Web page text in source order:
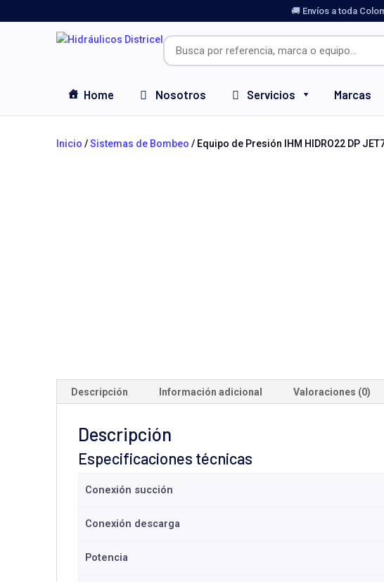
🚚 Envíos a toda
Home Nosotros Servicios Marcas
Inicio /Sistemas de Bombeo / Equipo de Presión IHM HIDRO22 DP
Descripción Información adicional Valoraciones (0)
Descripción
Especificaciones técnicas
Conexión succión
Conexión descarga
Potencia